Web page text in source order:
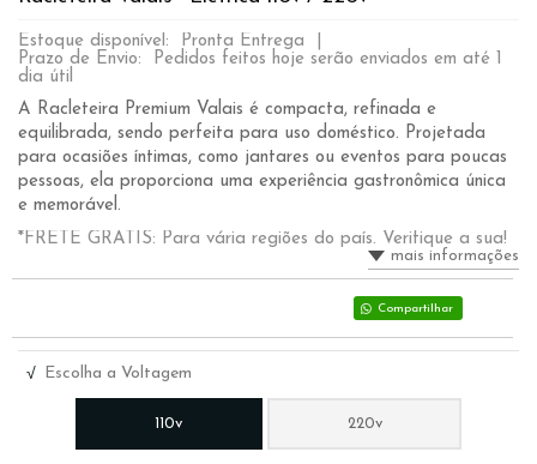
Estoque disponível: Pronta Entrega |
Prazo de Envio: Pedidos feitos hoje serão enviados em até 1
dia útil
A Racleteira Premium Valais é compacta, refinada e
equilibrada, sendo perfeita para uso doméstico. Projetada
para ocasiões íntimas, como jantares ou eventos para poucas
pessoas, ela proporciona uma experiência gastronômica única
e memorável.
*FRETE GRÁTIS: Para vária regiões do país. Verifique a sua!
mais informações
Compartilhar
√ Escolha a Voltagem
110v 220v